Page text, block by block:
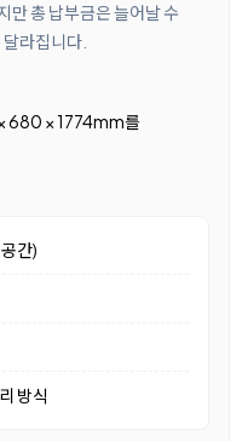
만 총 납부금은 늘어날 수
라집니다.
680 × 1774mm를
간)
방식